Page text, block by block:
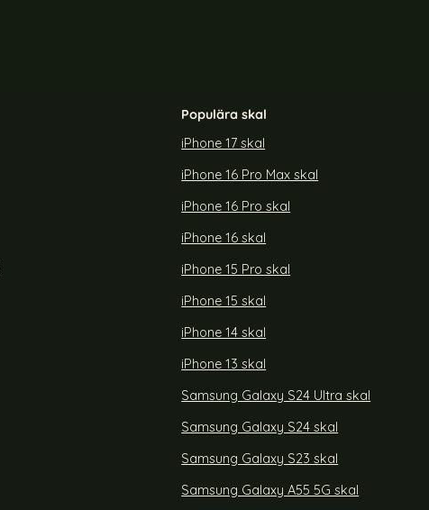
Populära skal
iPhone 17 skal
iPhone 16 Pro Max skal
iPhone 16 Pro skal
iPhone 16 skal
iPhone 15 Pro skal
iPhone 15 skal
iPhone 14 skal
iPhone 13 skal
Samsung Galaxy S24 Ultra skal
Samsung Galaxy S24 skal
Samsung Galaxy S23 skal
Samsung Galaxy A55 5G skal